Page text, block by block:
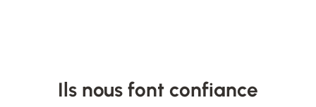
Ils nous font confiance